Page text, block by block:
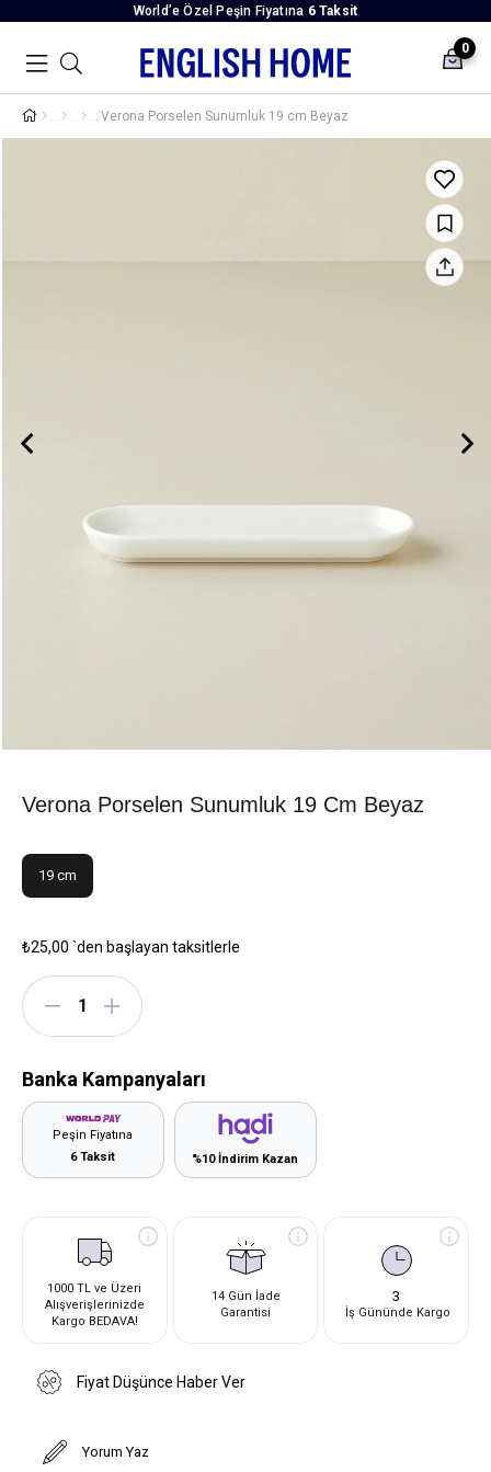
World’e Özel Peşin Fiyatına 6 Taksit
0
Verona Porselen Sunumluk 19 cm Beyaz
Verona Porselen Sunumluk 19 Cm Beyaz
19 cm
₺25,00 `den başlayan taksitlerle
Banka Kampanyaları
Peşin Fiyatına
6 Taksit
%10 İndirim Kazan
1000 TL ve Üzeri
Alışverişlerinizde
Kargo BEDAVA!
14 Gün İade
Garantisi
3
İş Gününde Kargo
Fiyat Düşünce Haber Ver
Yorum Yaz